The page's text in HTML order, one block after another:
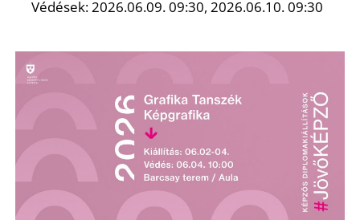
Védések: 2026.06.09. 09:30, 2026.06.10. 09:30